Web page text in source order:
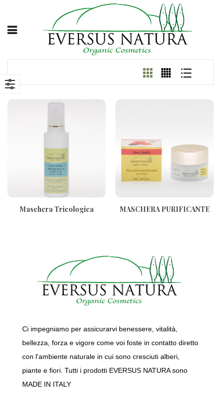
Maschera Tricologica
MASCHERA PURIFICANTE
Ci impegniamo per assicurarvi benessere, vitalità,
bellezza, forza e vigore come voi foste in contatto diretto
con l'ambiente naturale in cui sono cresciuti alberi,
piante e fiori. Tutti i prodotti EVERSUS NATURA sono
MADE IN ITALY